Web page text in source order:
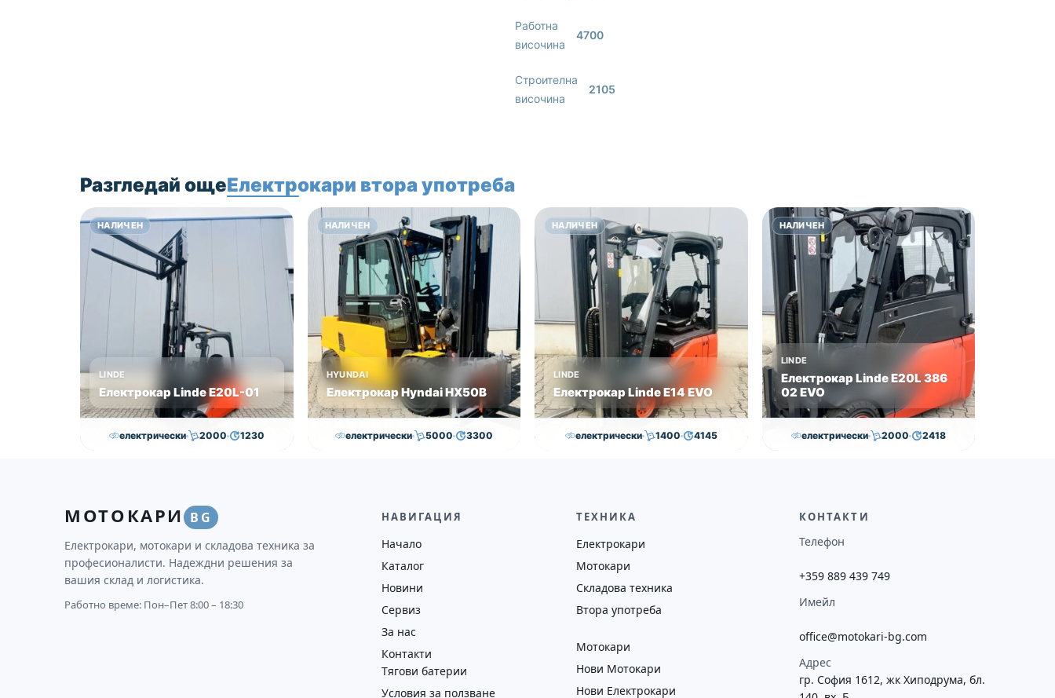
Работна
височина
4700
Строителна
височина
2105
Разгледай ощеЕлектрокари втора употреба
НАЛИЧЕН
LINDE
Електрокар Linde Е20L-01
електрически 2000 1230
3145 2011 втора употреба
НАЛИЧЕН
HYUNDAI
Електрокар Hyndai HX50B
електрически 5000 3300
2018 втора употреба
НАЛИЧЕН
LINDE
Електрокар Linde E14 EVO
електрически 1400 4145
2019
НАЛИЧЕН
LINDE
Електрокар Linde E20L 386
02 EVO
електрически 2000 2418
2019
МОТОКАРИ BG
Електрокари, мотокари и складова техника за
професионалисти. Надеждни решения за
вашия склад и логистика.
Работно време: Пон–Пет 8:00 – 18:30
НАВИГАЦИЯ
Начало
Каталог
Новини
Сервиз
За нас
Контакти
Тягови батерии
Условия за ползване
ТЕХНИКА
Електрокари
Мотокари
Складова техника
Втора употреба
Мотокари
Нови Мотокари
Нови Електрокари
КОНТАКТИ
Телефон
+359 889 439 749
Имейл
office@motokari-bg.com
Адрес
гр. София 1612, жк Хиподрума, бл.